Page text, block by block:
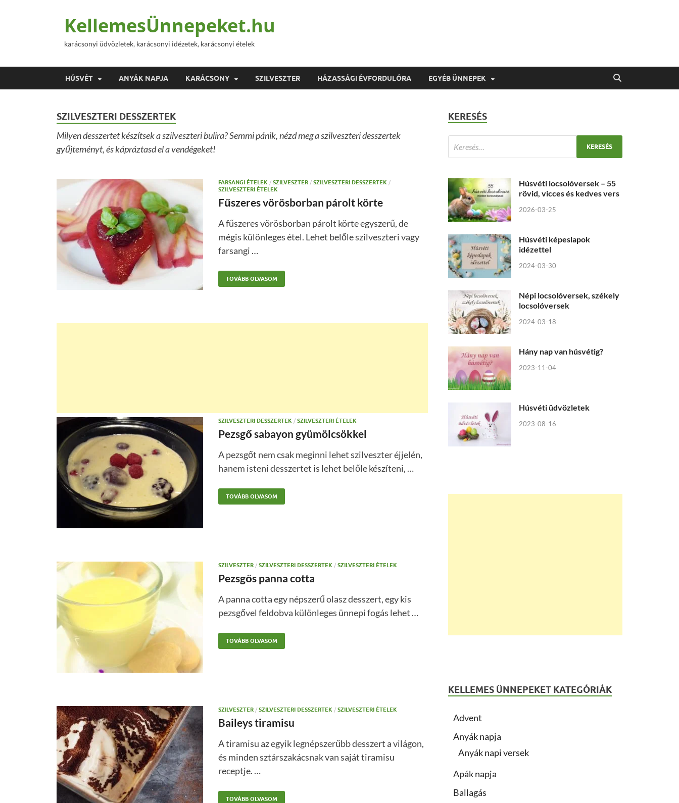
KellemesÜnnepeket.hu
karácsonyi üdvözletek, karácsonyi idézetek, karácsonyi ételek
HÚSVÉT ANYÁK NAPJA KARÁCSONY SZILVESZTER HÁZASSÁGI ÉVFORDULÓRA EGYÉB ÜNNEPEK
SZILVESZTERI DESSZERTEK
Milyen desszertet készítsek a szilveszteri bulira? Semmi pánik, nézd meg a szilveszteri desszertek
gyűjteményt, és kápráztasd el a vendégeket!
FARSANGI ÉTELEK / SZILVESZTER / SZILVESZTERI DESSZERTEK /
SZILVESZTERI ÉTELEK
Fűszeres vörösborban párolt körte
A fűszeres vörösborban párolt körte egyszerű, de
mégis különleges étel. Lehet belőle szilveszteri vagy
farsangi …
TOVÁBB OLVASOM
SZILVESZTERI DESSZERTEK / SZILVESZTERI ÉTELEK
Pezsgő sabayon gyümölcsökkel
A pezsgőt nem csak meginni lehet szilveszter éjjelén,
hanem isteni desszertet is lehet belőle készíteni, …
TOVÁBB OLVASOM
SZILVESZTER / SZILVESZTERI DESSZERTEK / SZILVESZTERI ÉTELEK
Pezsgős panna cotta
A panna cotta egy népszerű olasz desszert, egy kis
pezsgővel feldobva különleges ünnepi fogás lehet …
TOVÁBB OLVASOM
SZILVESZTER / SZILVESZTERI DESSZERTEK / SZILVESZTERI ÉTELEK
Baileys tiramisu
A tiramisu az egyik legnépszerűbb desszert a világon,
és minden sztárszakácsnak van saját tiramisu
receptje. …
TOVÁBB OLVASOM
KERESÉS
Húsvéti locsolóversek – 55
rövid, vicces és kedves vers
2026-03-25
Húsvéti képeslapok
idézettel
2024-03-30
Népi locsolóversek, székely
locsolóversek
2024-03-18
Hány nap van húsvétig?
2023-11-04
Húsvéti üdvözletek
2023-08-16
KELLEMES ÜNNEPEKET KATEGÓRIÁK
Advent
Anyák napja
Anyák napi versek
Apák napja
Ballagás